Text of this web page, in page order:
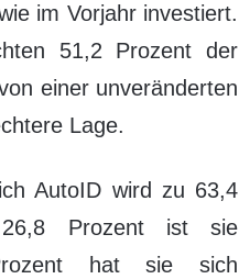
im Vorjahr investiert.
51,2 Prozent der
einer unveränderten
Lage.
AutoID wird zu 63,4
Prozent ist sie
hat sie sich